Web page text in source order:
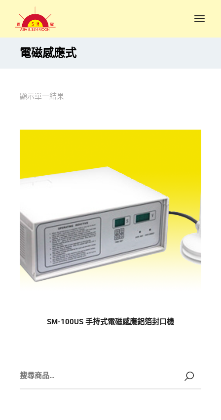
電磁感應式
顯示單一結果
SM-100US 手持式電磁感應鋁箔封口機